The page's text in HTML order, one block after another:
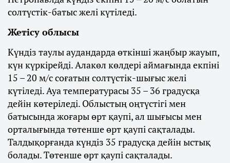
солтүстік-батыс желі күтіледі.
Жетісу облысы
Күндіз таулы аудандарда өткінші жаңбыр жауып,
күн күркірейді. Алакөл көлдері аймағында екпіні
15 – 20 м/с соғатын солтүстік-шығыс желі
күтіледі. Ауа температурасы 35 – 36 градусқа
дейін көтеріледі. Облыстың оңтүстігі мен
батысында жоғары өрт қаупі, ал шығысы мен
орталығында төтенше өрт қаупі сақталады.
Талдықорғанда күндіз 35 градусқа дейін ыстық
болады. Төтенше өрт қаупі сақталады.